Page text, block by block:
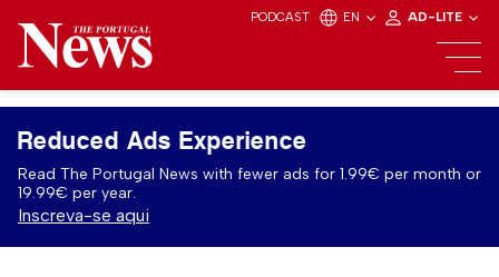
PODCAST EN AD-LITE
Reduced Ads Experience
Read The Portugal News with fewer ads for 1.99€ per month or
19.99€ per year.
Inscreva-se aqui